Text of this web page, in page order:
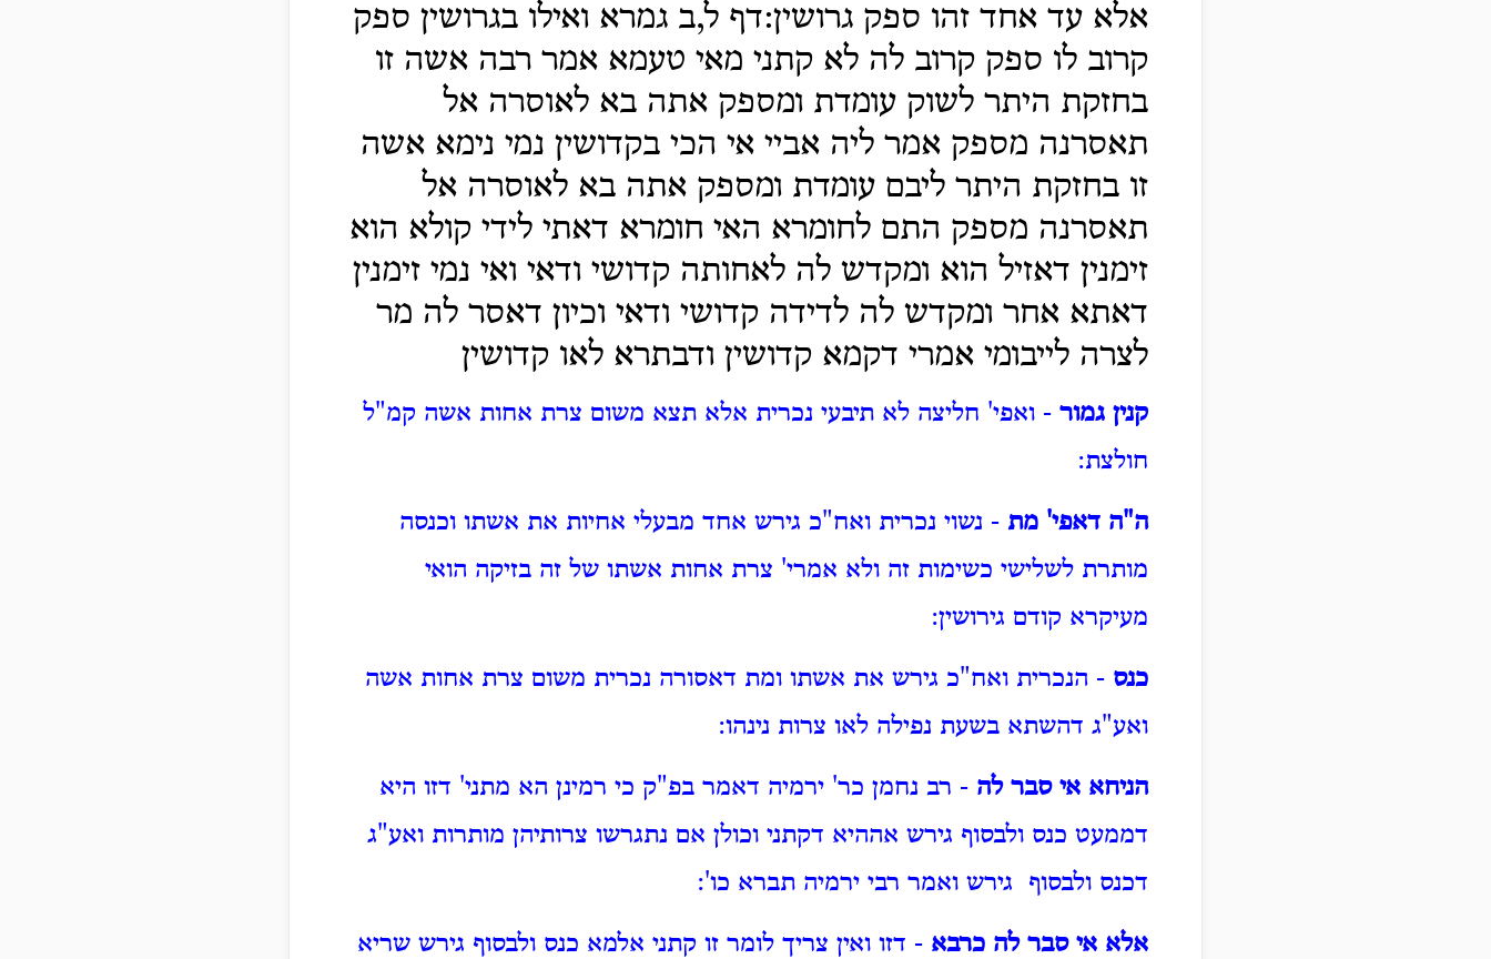
אלא עד אחד זהו ספק גרושין:דף ל,ב גמרא ואילו בגרושין ספק
קרוב לו ספק קרוב לה לא קתני מאי טעמא אמר רבה אשה זו
בחזקת היתר לשוק עומדת ומספק אתה בא לאוסרה אל
תאסרנה מספק אמר ליה אביי אי הכי בקדושין נמי נימא אשה
זו בחזקת היתר ליבם עומדת ומספק אתה בא לאוסרה אל
תאסרנה מספק התם לחומרא האי חומרא דאתי לידי קולא הוא
זימנין דאזיל הוא ומקדש לה לאחותה קדושי ודאי ואי נמי זימנין
דאתא אחר ומקדש לה לדידה קדושי ודאי וכיון דאסר לה מר
לצרה לייבומי אמרי דקמא קדושין ודבתרא לאו קדושין
קנין גמור - ואפי' חליצה לא תיבעי נכרית אלא תצא משום צרת אחות אשה קמ"ל
חולצת:
ה"ה דאפי' מת - נשוי נכרית ואח"כ גירש אחד מבעלי אחיות את אשתו וכנסה
מותרת לשלישי כשימות זה ולא אמרי' צרת אחות אשתו של זה בזיקה הואי
מעיקרא קודם גירושין:
כנס - הנכרית ואח"כ גירש את אשתו ומת דאסורה נכרית משום צרת אחות אשה
ואע"ג דהשתא בשעת נפילה לאו צרות נינהו:
הניחא אי סבר לה - רב נחמן כר' ירמיה דאמר בפ"ק כי רמינן הא מתני' דזו היא
דממעט כנס ולבסוף גירש אההיא דקתני וכולן אם נתגרשו צרותיהן מותרות ואע"ג
דכנס ולבסוף גירש ואמר רבי ירמיה תברא כו':
אלא אי סבר לה כרבא - דזו ואין צריך לומר זו קתני אלמא כנס ולבסוף גירש שריא